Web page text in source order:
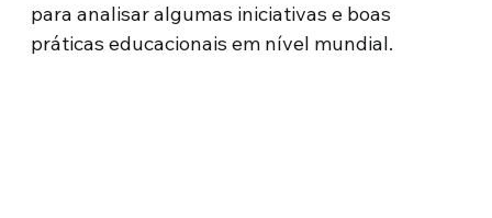
para analisar algumas iniciativas e boas
práticas educacionais em nível mundial.